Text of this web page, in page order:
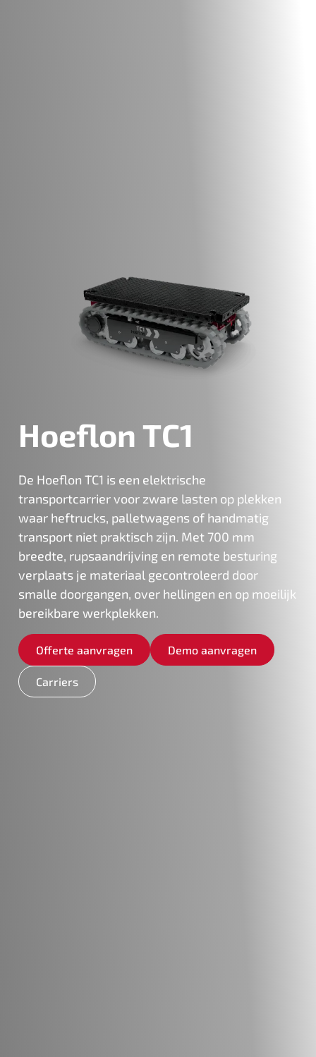
Hoeflon TC1
De Hoeflon TC1 is een elektrische
transportcarrier voor zware lasten op plekken
waar heftrucks, palletwagens of handmatig
transport niet praktisch zijn. Met 700 mm
breedte, rupsaandrijving en remote besturing
verplaats je materiaal gecontroleerd door
smalle doorgangen, over hellingen en op moeilijk
bereikbare werkplekken.
Offerte aanvragen Demo aanvragen
Carriers